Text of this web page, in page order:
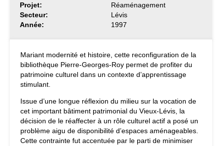
Projet:
Réaménagement
Secteur:
Lévis
Année:
1997
Mariant modernité et histoire, cette reconfiguration de la
bibliothèque Pierre-Georges-Roy permet de profiter du
patrimoine culturel dans un contexte d’apprentissage
stimulant.
Issue d’une longue réflexion du milieu sur la vocation de
cet important bâtiment patrimonial du Vieux-Lévis, la
décision de le réaffecter à un rôle culturel actif a posé un
problème aigu de disponibilité d’espaces aménageables.
Cette contrainte fut accentuée par le parti de minimiser